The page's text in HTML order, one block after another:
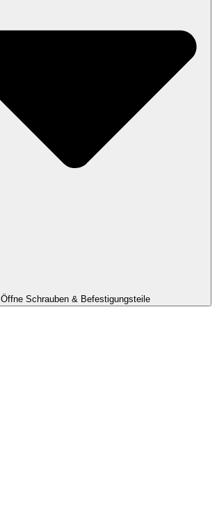
Öffne Schrauben & Befestigungsteile